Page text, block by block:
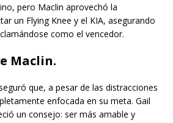
pero Maclin aprovechó la
un Flying Knee y el KIA, asegurando
como el vencedor.
Maclin.
que, a pesar de las distracciones
enfocada en su meta. Gail
un consejo: ser más amable y